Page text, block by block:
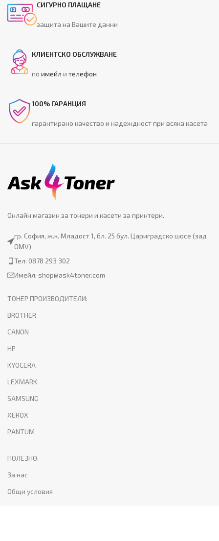
СИГУРНО ПЛАЩАНЕ
защита на Вашите данни
КЛИЕНТСКО ОБСЛУЖВАНЕ
поимейл ителефон
100% ГАРАНЦИЯ
гарантирано качество и надеждност при всяка касета
Онлайн магазин за тонери и касети за принтери.
гр. София, ж.к. Младост 1, бл. 25 бул. Цариградско шосе (зад
OMV)
Тел: 0878 293 302
Имейл: shop@ask4toner.com
ТОНЕР ПРОИЗВОДИТЕЛИ:
BROTHER
CANON
HP
KYOCERA
LEXMARK
SAMSUNG
XEROX
PANTUM
ПОЛЕЗНО:
За нас
Общи условия